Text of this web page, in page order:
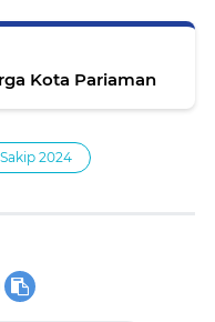
Bahrul Dicintai Warga Kota Pariaman
Sakip 2024